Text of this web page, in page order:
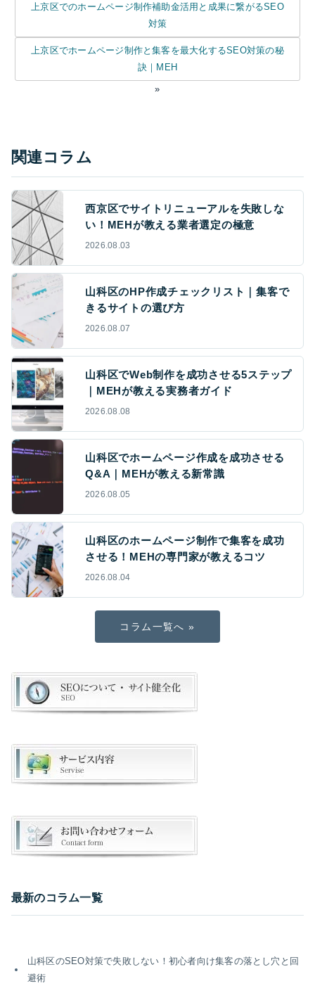
上京区でのホームページ制作補助金活用と成果に繋がるSEO
対策
上京区でホームページ制作と集客を最大化するSEO対策の秘
訣｜MEH
»
関連コラム
西京区でサイトリニューアルを失敗しな
い！MEHが教える業者選定の極意
2026.08.03
山科区のHP作成チェックリスト｜集客で
きるサイトの選び方
2026.08.07
山科区でWeb制作を成功させる5ステップ
｜MEHが教える実務者ガイド
2026.08.08
山科区でホームページ作成を成功させる
Q&A｜MEHが教える新常識
2026.08.05
山科区のホームページ制作で集客を成功
させる！MEHの専門家が教えるコツ
2026.08.04
コラム一覧へ »
最新のコラム一覧
山科区のSEO対策で失敗しない！初心者向け集客の落とし穴と回
避術